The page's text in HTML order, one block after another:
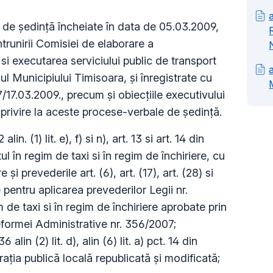
şedinţă încheiate în data de 05.03.2009,
Comisiei de elaborare a
executarea serviciului public de transport
Municipiului Timisoara, şi înregistrate cu
precum şi obiecţiile executivului
la aceste procese-verbale de şedinţă.
(1) lit. e), f) si n), art. 13 si art. 14 din
în regim de taxi si în regim de închiriere, cu
şi prevederile art. (6), art. (17), art. (28) si
aplicarea prevederilor Legii nr.
taxi si în regim de închiriere aprobate prin
Administrative nr. 356/2007;
alin (2) lit. d), alin (6) lit. a) pct. 14 din
publică locală republicată şi modificată;